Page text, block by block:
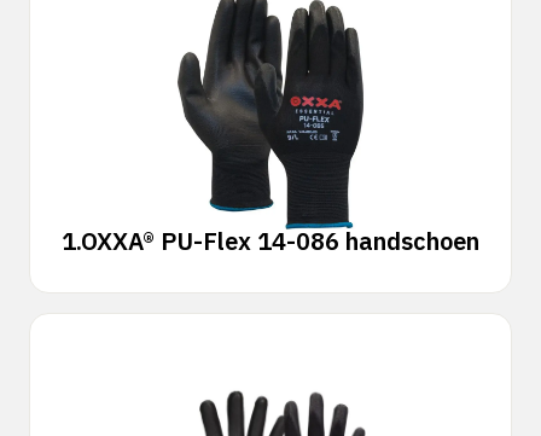
1.OXXA® PU-Flex 14-086 handschoen